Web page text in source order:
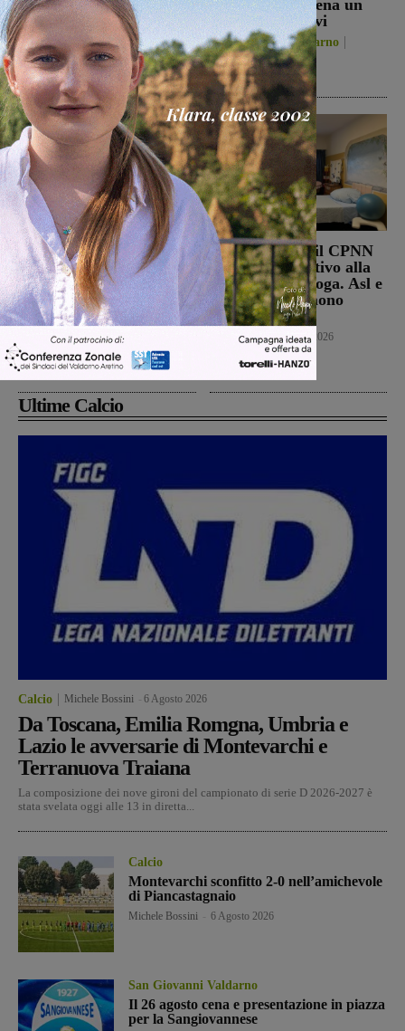
Prefetto di Arezzo:
“L’attenzione delle
istituzioni su questa
vicenda resta alta”
Cronaca 6 Agosto 2026
continuità, appena un
paio i volti nuovi
San Giovanni Valdarno
6 Agosto 2026
Punto Nascita, no alla
deroga ma il Ministero
apre al monitoraggio di
sei mesi. Vadi: “Una
risposta che valutiamo
positivamente anche se
con prudenza”
Cronaca 6 Agosto 2026
Punto nascita: il CPNN
dà parere negativo alla
richiesta di deroga. Asl e
Regione esprimono
disappunto
Cronaca 6 Agosto 2026
Ultime Calcio
Calcio Michele Bossini 6 Agosto 2026
Da Toscana, Emilia Romgna, Umbria e
Lazio le avversarie di Montevarchi e
Terranuova Traiana
La composizione dei nove gironi del campionato di serie D 2026-2027 è
stata svelata oggi alle 13 in diretta...
Calcio
Montevarchi sconfitto 2-0 nell’amichevole
di Piancastagnaio
Michele Bossini 6 Agosto 2026
San Giovanni Valdarno
Il 26 agosto cena e presentazione in piazza
per la Sangiovannese